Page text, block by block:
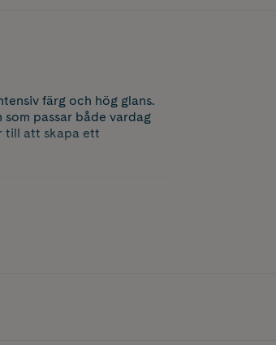
färg och hög glans.
passar både vardag
till att skapa ett